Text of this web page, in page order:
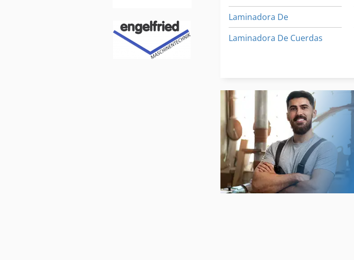
Laminadora De
Laminadora De Cuerdas
Lijadora De Banda
Lijadora De Banda Ancha